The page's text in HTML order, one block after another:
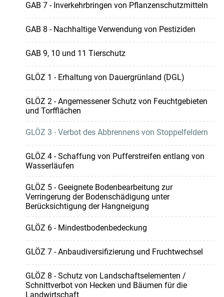
GAB 7 - Inverkehrbringen von Pflanzenschutzmitteln
GAB 8 - Nachhaltige Verwendung von Pestiziden
GAB 9, 10 und 11 Tierschutz
GLÖZ 1 - Erhaltung von Dauergrünland (DGL)
GLÖZ 2 - Angemessener Schutz von Feuchtgebieten
und Torfflächen
GLÖZ 3 - Verbot des Abbrennens von Stoppelfeldern
GLÖZ 4 - Schaffung von Pufferstreifen entlang von
Wasserläufen
GLÖZ 5 - Geeignete Bodenbearbeitung zur
Verringerung der Bodenschädigung unter
Berücksichtigung der Hangneigung
GLÖZ 6 - Mindestbodenbedeckung
GLÖZ 7 - Anbaudiversifizierung und Fruchtwechsel
GLÖZ 8 - Schutz von Landschaftselementen /
Schnittverbot von Hecken und Bäumen für die
Landwirtschaft